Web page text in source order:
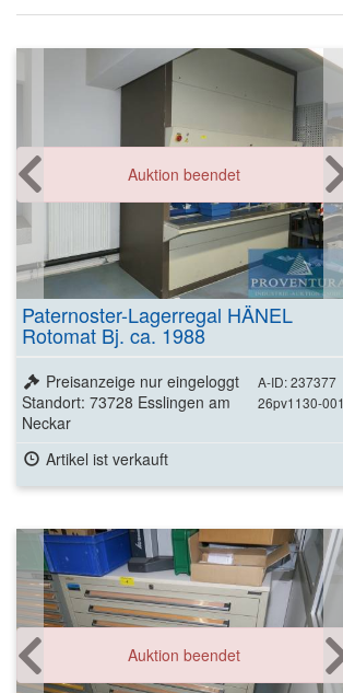
Auktion beendet
Paternoster-Lagerregal HÄNEL
Rotomat Bj. ca. 1988
A-ID: 237377
26pv1130-001
Preisanzeige nur eingeloggt
Standort: 73728 Esslingen am
Neckar
Artikel ist verkauft
Auktion beendet